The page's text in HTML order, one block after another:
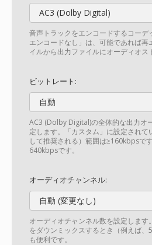
AC3 (Dolby Digital)
音声トラックをエンコードするコーデ
エンコードなし」は、可能であれば再
イルから出力ファイルにオーディオス
ビットレート:
自動
AC3 (Dolby Digital)の全体的な出力オ
定します。「カスタム」に設定されて
して推奨される）範囲は≥160kbpsで
640kbpsです。
オーディオチャンネル:
自動 (変更なし)
オーディオチャンネル数を設定しま
をダウンミックスするとき（例えば、
も便利です。